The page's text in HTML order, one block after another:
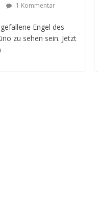
1 Kommentar
Engel des
zu sehen sein. Jetzt